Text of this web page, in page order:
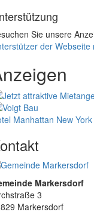
Sie unsere
der
Manhattan New York
Markersdorf
3
Markersdorf